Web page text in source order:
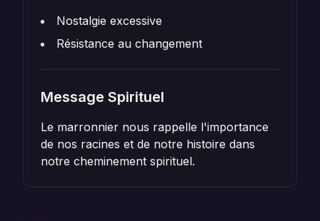
Nostalgie excessive
Résistance au changement
Message Spirituel
Le marronnier nous rappelle l'importance
de nos racines et de notre histoire dans
notre cheminement spirituel.